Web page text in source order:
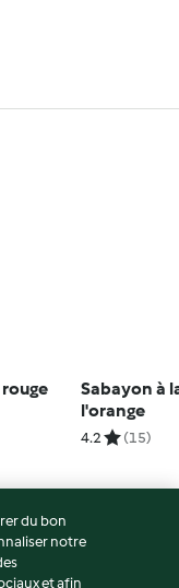
Sabayon à
l'orange
4.2 (15)
du bon
notre
et afin